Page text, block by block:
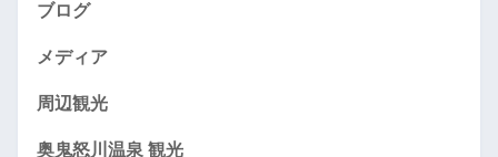
ブログ
メディア
周辺観光
奥鬼怒川温泉 観光